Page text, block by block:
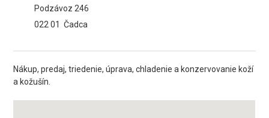
Podzávoz 246
022 01 Čadca
Nákup, predaj, triedenie, úprava, chladenie a konzervovanie koží
a kožušín.